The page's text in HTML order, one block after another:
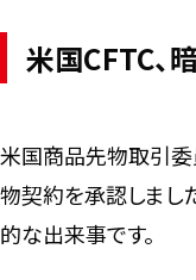
米国CFTC、
米国商品先物取引委
物契約を承認しまし
的な出来事です。